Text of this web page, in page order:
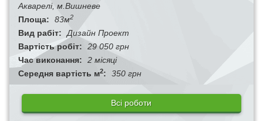
Акварелі, м.Вишневе
Площа:
83м2
Вид рабіт:
Дизайн Проект
Вартість робіт:
29 050 грн
Час виконання:
2 місяці
Середня вартість м2: 350 грн
Всі роботи